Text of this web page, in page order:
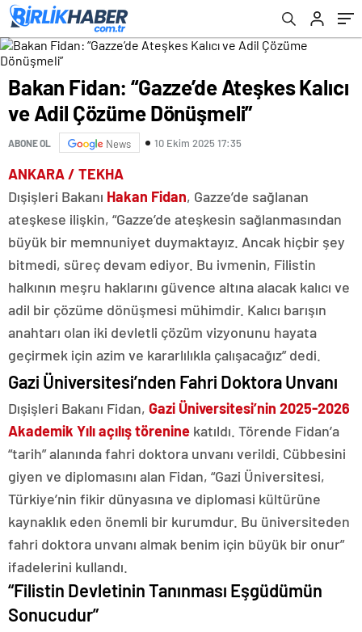
Bakan Fidan: “Gazze’de Ateşkes Kalıcı
ve Adil Çözüme Dönüşmeli”
ABONE OL News 10 Ekim 2025 17:35
ANKARA / TEKHA
Dışişleri Bakanı Hakan Fidan, Gazze’de sağlanan
ateşkese ilişkin, “Gazze’de ateşkesin sağlanmasından
büyük bir memnuniyet duymaktayız. Ancak hiçbir şey
bitmedi, süreç devam ediyor. Bu ivmenin, Filistin
halkının meşru haklarını güvence altına alacak kalıcı ve
adil bir çözüme dönüşmesi mühimdir. Kalıcı barışın
anahtarı olan iki devletli çözüm vizyonunu hayata
geçirmek için azim ve kararlılıkla çalışacağız” dedi.
Gazi Üniversitesi’nden Fahri Doktora Unvanı
Dışişleri Bakanı Fidan, Gazi Üniversitesi’nin 2025-2026
Akademik Yılı açılış törenine katıldı. Törende Fidan’a
“tarih” alanında fahri doktora unvanı verildi. Cübbesini
giyen ve diplomasını alan Fidan, “Gazi Üniversitesi,
Türkiye’nin fikir dünyasına ve diplomasi kültürüne
kaynaklık eden önemli bir kurumdur. Bu üniversiteden
fahri doktora unvanı almak benim için büyük bir onur”
ifadelerini kullandı.
“Filistin Devletinin Tanınması Eşgüdümün
Sonucudur”